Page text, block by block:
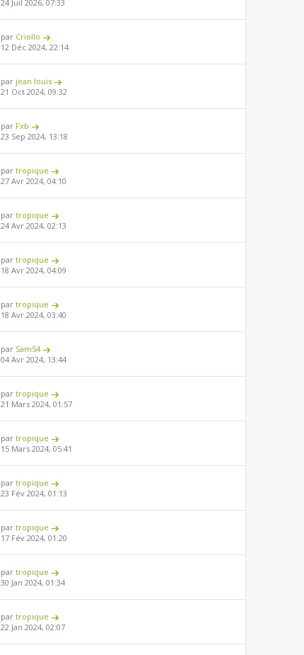
24 Juil 2026, 07:33
par Criollo
12 Déc 2024, 22:14
par jean louis
21 Oct 2024, 09:32
par Fxb
23 Sep 2024, 13:18
partropique
27 Avr 2024, 04:10
partropique
24 Avr 2024, 02:13
partropique
18 Avr 2024, 04:09
partropique
18 Avr 2024, 03:40
par Sam54
04 Avr 2024, 13:44
partropique
21 Mars 2024, 01:57
partropique
15 Mars 2024, 05:41
partropique
23 Fév 2024, 01:13
partropique
17 Fév 2024, 01:20
partropique
30 Jan 2024, 01:34
partropique
22 Jan 2024, 02:07